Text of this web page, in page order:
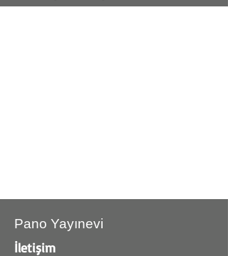
Pano Yayınevi
İletişim